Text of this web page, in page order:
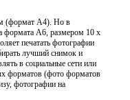
(формат А4). Но в
формата А6, размером 10 х
печатать фотографии
лучший снимок и
в социальные сети или
форматов (фото форматов
фотографии на